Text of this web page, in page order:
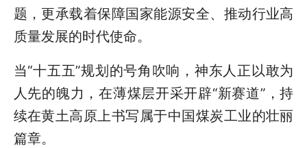
题，更承载着保障国家能源安全、推动行业高
质量发展的时代使命。
当“十五五”规划的号角吹响，神东人正以敢为
人先的魄力，在薄煤层开采开辟“新赛道”，持
续在黄土高原上书写属于中国煤炭工业的壮丽
篇章。